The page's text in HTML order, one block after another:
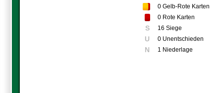
0 Gelb-Rote Karten
0 Rote Karten
S 16 Siege
U 0 Unentschieden
N 1 Niederlage